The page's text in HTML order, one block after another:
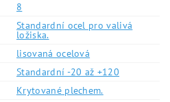
8
Standardní ocel pro valivá
ložiska.
lisovaná ocelová
Standardní -20 až +120
Krytované plechem.